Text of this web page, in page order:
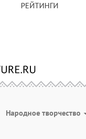
РЕЙТИНГИ
Народное творчество